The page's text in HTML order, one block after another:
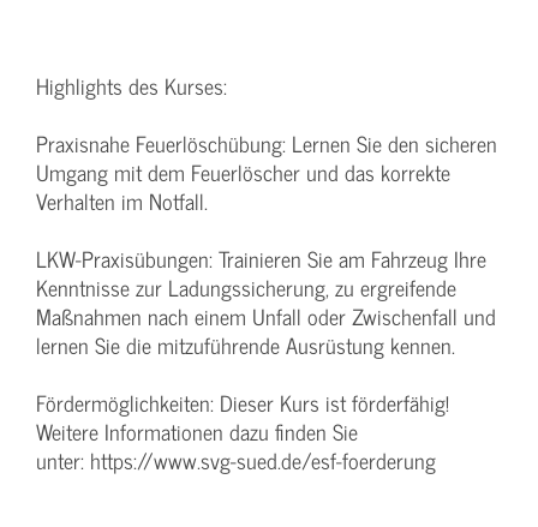
Highlights des Kurses:
Praxisnahe Feuerlöschübung: Lernen Sie den sicheren
Umgang mit dem Feuerlöscher und das korrekte
Verhalten im Notfall.
LKW-Praxisübungen: Trainieren Sie am Fahrzeug Ihre
Kenntnisse zur Ladungssicherung, zu ergreifende
Maßnahmen nach einem Unfall oder Zwischenfall und
lernen Sie die mitzuführende Ausrüstung kennen.
Fördermöglichkeiten: Dieser Kurs ist förderfähig!
Weitere Informationen dazu finden Sie
unter: https://www.svg-sued.de/esf-foerderung